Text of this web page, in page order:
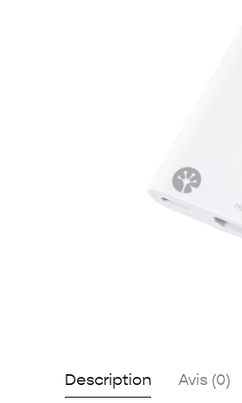
Description Avis (0)